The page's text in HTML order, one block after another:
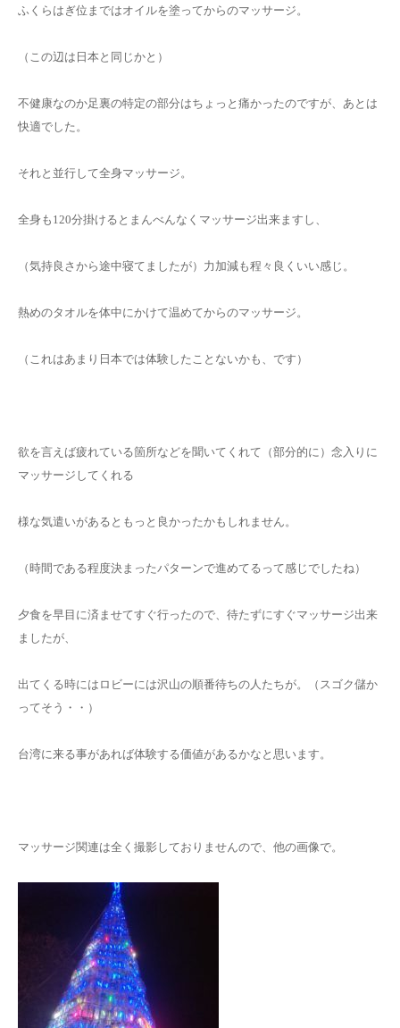
ふくらはぎ位まではオイルを塗ってからのマッサージ。
（この辺は日本と同じかと）
不健康なのか足裏の特定の部分はちょっと痛かったのですが、あとは
快適でした。
それと並行して全身マッサージ。
全身も120分掛けるとまんべんなくマッサージ出来ますし、
（気持良さから途中寝てましたが）力加減も程々良くいい感じ。
熱めのタオルを体中にかけて温めてからのマッサージ。
（これはあまり日本では体験したことないかも、です）
欲を言えば疲れている箇所などを聞いてくれて（部分的に）念入りに
マッサージしてくれる
様な気遣いがあるともっと良かったかもしれません。
（時間である程度決まったパターンで進めてるって感じでしたね）
夕食を早目に済ませてすぐ行ったので、待たずにすぐマッサージ出来
ましたが、
出てくる時にはロビーには沢山の順番待ちの人たちが。（スゴク儲か
ってそう・・）
台湾に来る事があれば体験する価値があるかなと思います。
マッサージ関連は全く撮影しておりませんので、他の画像で。